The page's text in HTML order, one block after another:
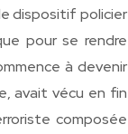
dispositif policier
pour se rendre
à devenir
avait vécu en fin
composée